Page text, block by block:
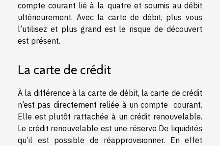
compte courant lié à la quatre et soumis au débit
ultérieurement. Avec la carte de débit, plus vous
l’utilisez et plus grand est le risque de découvert
est présent.
La carte de crédit
À la différence à la carte de débit, la carte de crédit
n’est pas directement reliée à un compte courant.
Elle est plutôt rattachée à un crédit renouvelable.
Le crédit renouvelable est une réserve De liquidités
qu’il est possible de réapprovisionner. En effet